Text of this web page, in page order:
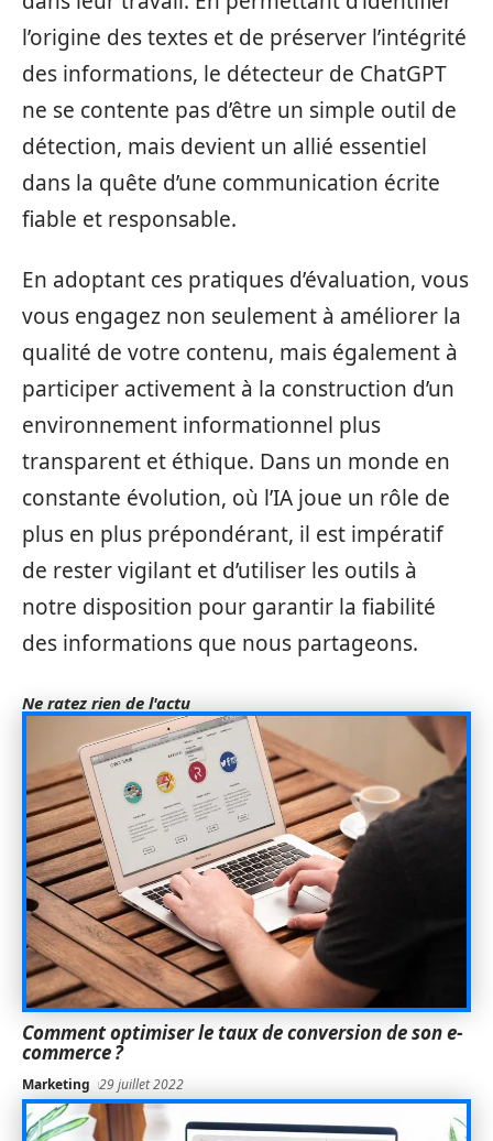
l’origine des textes et de préserver l’intégrité
des informations, le détecteur de ChatGPT
ne se contente pas d’être un simple outil de
détection, mais devient un allié essentiel
dans la quête d’une communication écrite
fiable et responsable.
En adoptant ces pratiques d’évaluation, vous
vous engagez non seulement à améliorer la
qualité de votre contenu, mais également à
participer activement à la construction d’un
environnement informationnel plus
transparent et éthique. Dans un monde en
constante évolution, où l’IA joue un rôle de
plus en plus prépondérant, il est impératif
de rester vigilant et d’utiliser les outils à
notre disposition pour garantir la fiabilité
des informations que nous partageons.
Ne ratez rien de l'actu
Comment optimiser le taux de conversion de son e-
commerce ?
Marketing 29 juillet 2022